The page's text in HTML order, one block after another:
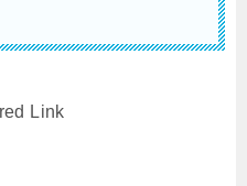
Link